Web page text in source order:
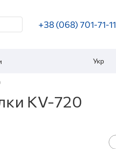
+38 (068) 701-71-11
Укр
КV-720